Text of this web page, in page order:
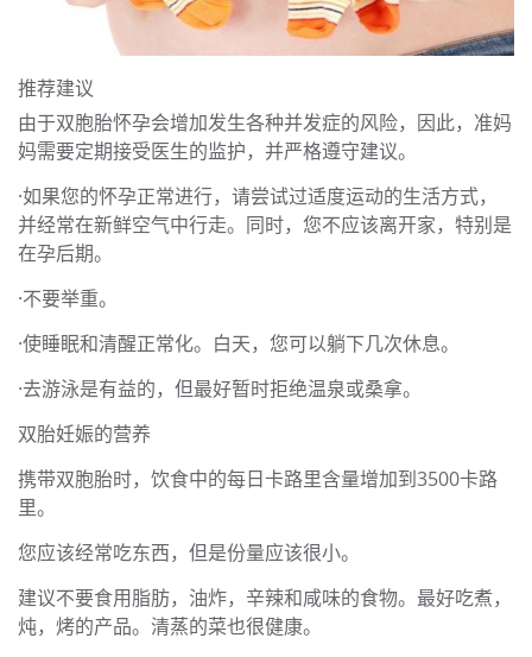
推荐建议
由于双胞胎怀孕会增加发生各种并发症的风险，因此，准妈
妈需要定期接受医生的监护，并严格遵守建议。
·如果您的怀孕正常进行，请尝试过适度运动的生活方式，
并经常在新鲜空气中行走。同时，您不应该离开家，特别是
在孕后期。
·不要举重。
·使睡眠和清醒正常化。白天，您可以躺下几次休息。
·去游泳是有益的，但最好暂时拒绝温泉或桑拿。
双胎妊娠的营养
携带双胞胎时，饮食中的每日卡路里含量增加到3500卡路
里。
您应该经常吃东西，但是份量应该很小。
建议不要食用脂肪，油炸，辛辣和咸味的食物。最好吃煮，
炖，烤的产品。清蒸的菜也很健康。